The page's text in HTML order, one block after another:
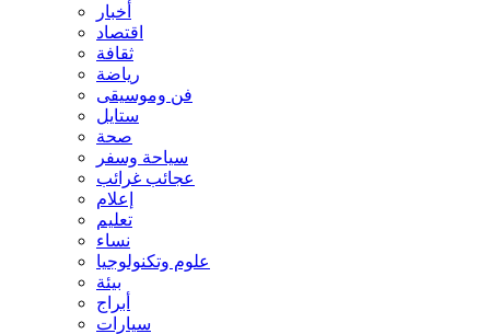
أخبار
اقتصاد
ثقافة
رياضة
فن وموسيقى
ستايل
صحة
سياحة وسفر
عجائب غرائب
إعلام
تعليم
نساء
علوم وتكنولوجيا
بيئة
أبراج
سيارات